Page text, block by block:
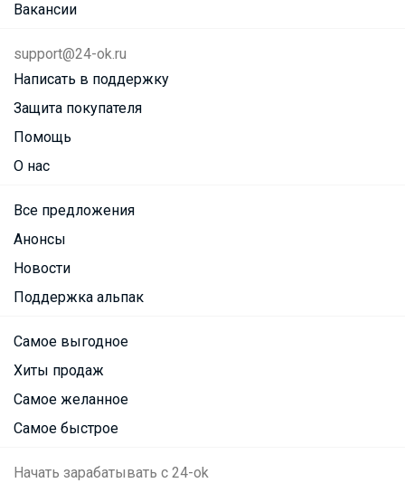
Вакансии
support@24-ok.ru
Написать в поддержку
Защита покупателя
Помощь
О нас
Все предложения
Анонсы
Новости
Поддержка альпак
Самое выгодное
Хиты продаж
Самое желанное
Самое быстрое
Начать зарабатывать с 24-ok